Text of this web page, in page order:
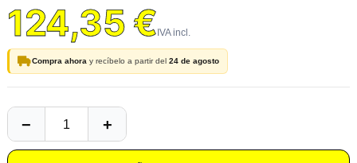
124,35 €
Compra ahora y recíbelo a partir del 24 de agosto